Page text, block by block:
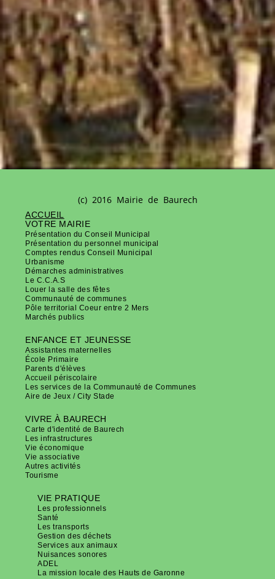
(c) 2016 Mairie de Baurech
ACCUEIL
VOTRE MAIRIE
Présentation du Conseil Municipal
Présentation du personnel municipal
Comptes rendus Conseil Municipal
Urbanisme
Démarches administratives
Le C.C.A.S
Louer la salle des fêtes
Communauté de communes
Pôle territorial Coeur entre 2 Mers
Marchés publics
ENFANCE ET JEUNESSE
Assistantes maternelles
École Primaire
Parents d'élèves
Accueil périscolaire
Les services de la Communauté de Communes
Aire de Jeux / City Stade
VIVRE À BAURECH
Carte d'identité de Baurech
Les infrastructures
Vie économique
Vie associative
Autres activités
Tourisme
VIE PRATIQUE
Les professionnels
Santé
Les transports
Gestion des déchets
Services aux animaux
Nuisances sonores
ADEL
La mission locale des Hauts de Garonne